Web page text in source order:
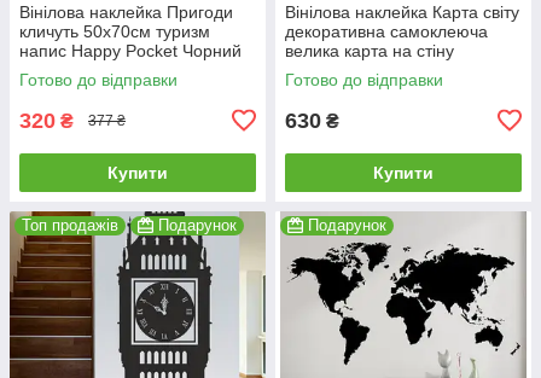
Вінілова наклейка Пригоди
кличуть 50х70см туризм
напис Happy Pocket Чорний
матовий HP-090S-070M
Готово до відправки
320 ₴ 377 ₴
Купити
Вінілова наклейка Карта світу
декоративна самоклеюча
велика карта на стіну
материки матова 1500х800
мм
Готово до відправки
630 ₴
Купити
Топ продажів Подарунок Подарунок